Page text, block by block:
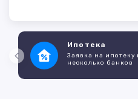
Ипотека
Заявка на ипотеку
несколько банков